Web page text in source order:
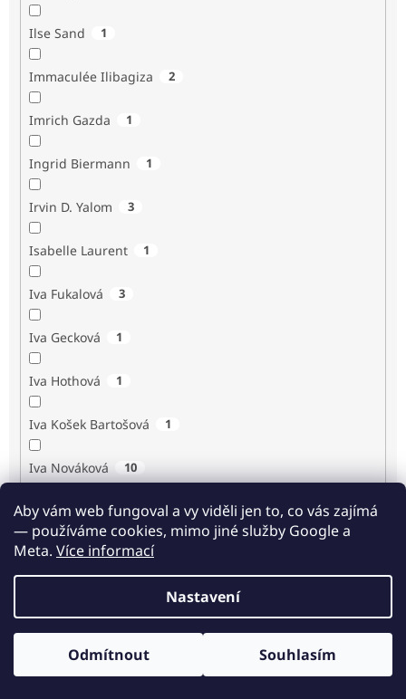
Aby vám web fungoval a vy viděli jen to, co vás zajímá
— používáme cookies, mimo jiné služby Google a
Meta. Více informací
Nastavení
Odmítnout Souhlasím
Ilse Sand 1
Immaculée Ilibagiza 2
Imrich Gazda 1
Ingrid Biermann 1
Irvin D. Yalom 3
Isabelle Laurent 1
Iva Fukalová 3
Iva Gecková 1
Iva Hothová 1
Iva Košek Bartošová 1
Iva Nováková 10
Iva Procházková 1
Ivan Renč 1
Odběr novinek